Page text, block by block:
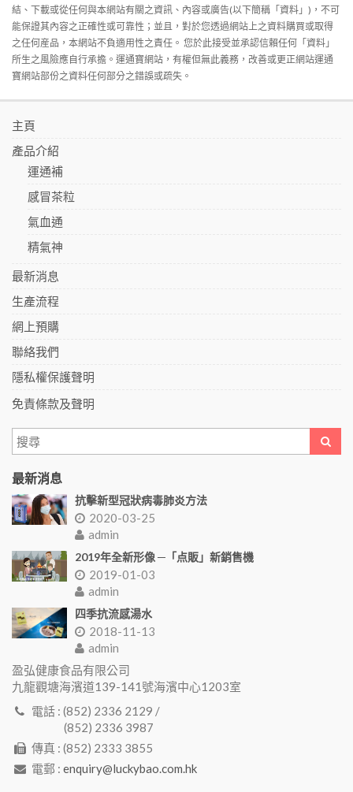
結、下載或從任何與本網站有關之資訊、內容或廣告(以下簡稱「資料」)，不可
能保證其內容之正確性或可靠性；並且，對於您透過網站上之資料購買或取得
之任何産品，本網站不負適用性之責任。 您於此接受並承認信賴任何「資料」
所生之風險應自行承擔。運通寶網站，有權但無此義務，改善或更正網站運通
寶網站部份之資料任何部分之錯誤或疏失。
主頁
產品介紹
運通補
感冒茶粒
氣血通
精氣神
最新消息
生產流程
網上預購
聯絡我們
隱私權保護聲明
免責條款及聲明
最新消息
抗擊新型冠狀病毒肺炎方法
2020-03-25
admin
2019年全新形像 ─「点販」新銷售機
2019-01-03
admin
四季抗流感湯水
2018-11-13
admin
盈弘健康食品有限公司
九龍觀塘海濱道139-141號海濱中心1203室
電話 : (852) 2336 2129 /
(852) 2336 3987
傳真 : (852) 2333 3855
電郵 : enquiry@luckybao.com.hk